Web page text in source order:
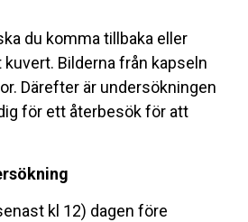
du komma tillbaka eller
Bilderna från kapseln
Därefter är undersökningen
för ett återbesök för att
kl 12) dagen före